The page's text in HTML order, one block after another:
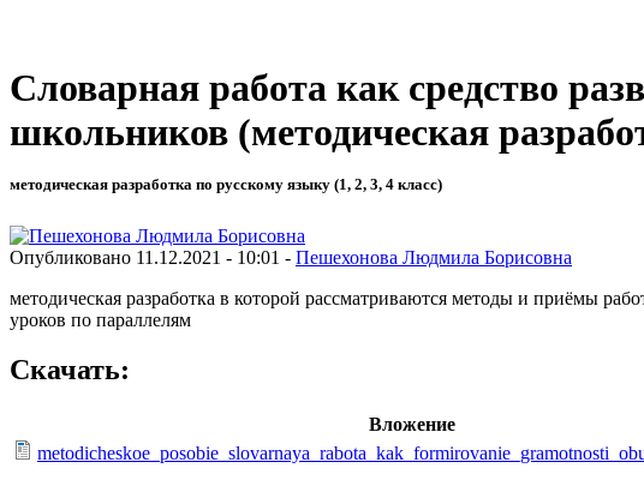
Словарная работа как средство
школьников (методическая
методическая разработка по русскому языку (1, 2, 3, 4 класс)
Опубликовано 11.12.2021 - 10:01 - Пешехонова Людмила Борисовна
методическая разработка в которой рассматриваются методы и приёмы
уроков по параллелям
Скачать:
Вложение